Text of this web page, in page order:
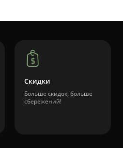
Скидки
Больше скидок, больше
сбережений!